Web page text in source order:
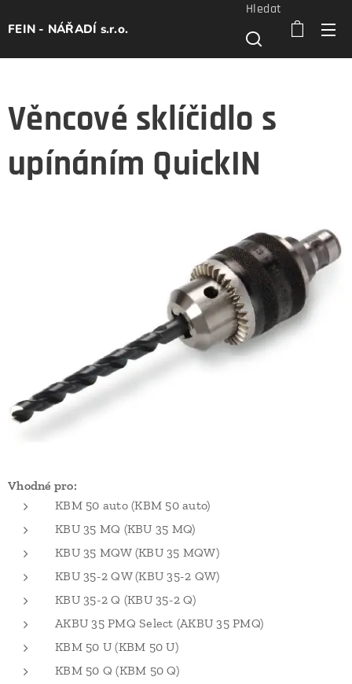
FEIN - NÁŘADÍ s.r.o.
Hledat
Věncové sklíčidlo s
upínáním QuickIN
Vhodné pro:
KBM 50 auto (KBM 50 auto)
KBU 35 MQ (KBU 35 MQ)
KBU 35 MQW (KBU 35 MQW)
KBU 35-2 QW (KBU 35-2 QW)
KBU 35-2 Q (KBU 35-2 Q)
AKBU 35 PMQ Select (AKBU 35 PMQ)
KBM 50 U (KBM 50 U)
KBM 50 Q (KBM 50 Q)